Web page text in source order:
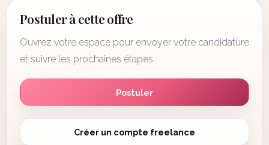
Postuler à cette offre
Ouvrez votre espace pour envoyer votre candidature
et suivre les prochaines étapes.
Postuler
Créer un compte freelance